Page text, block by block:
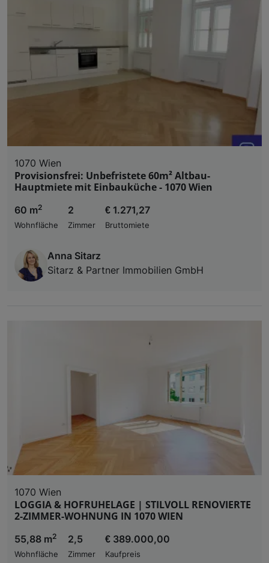
1070 Wien
Provisionsfrei: Unbefristete 60m² Altbau-
Hauptmiete mit Einbauküche - 1070 Wien
60 m2
Wohnfläche
2
Zimmer
€ 1.271,27
Bruttomiete
Anna Sitarz
Sitarz & Partner Immobilien GmbH
1070 Wien
LOGGIA & HOFRUHELAGE | STILVOLL RENOVIERTE
2-ZIMMER-WOHNUNG IN 1070 WIEN
55,88 m2
Wohnfläche
2,5
Zimmer
€ 389.000,00
Kaufpreis